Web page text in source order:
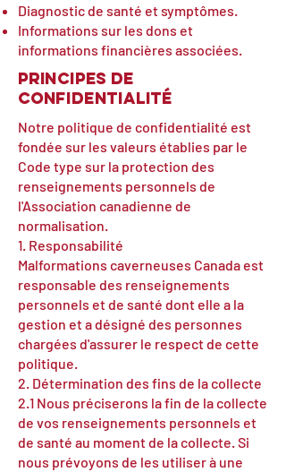
Diagnostic de santé et symptômes.
Informations sur les dons et
informations financières associées.
Principes de
confidentialité
Notre politique de confidentialité est
fondée sur les valeurs établies par le
Code type sur la protection des
renseignements personnels de
l'Association canadienne de
normalisation.
1. Responsabilité
Malformations caverneuses Canada est
responsable des renseignements
personnels et de santé dont elle a la
gestion et a désigné des personnes
chargées d'assurer le respect de cette
politique.
2. Détermination des fins de la collecte
2.1 Nous préciserons la fin de la collecte
de vos renseignements personnels et
de santé au moment de la collecte. Si
nous prévoyons de les utiliser à une